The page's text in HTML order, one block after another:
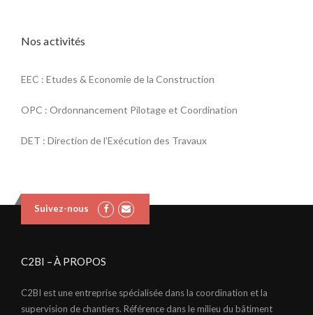
Nos activités
EEC : Etudes & Economie de la Construction
OPC : Ordonnancement Pilotage et Coordination
DET : Direction de l’Exécution des Travaux
Suivez-nous
C2BI – À PROPOS
C2BI est une entreprise spécialisée dans la coordination et la
supervision de chantiers. Référence dans le milieu du bâtiment